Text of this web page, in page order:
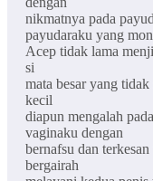
nikmatnya pada
payudaraku yang
Acep tidak lama
si
mata besar yang
kecil
diapun mengalah
vaginaku dengan
bernafsu dan
bergairah